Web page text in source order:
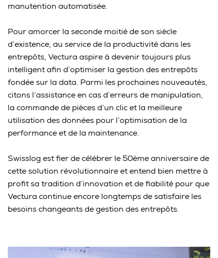
manutention automatisée.
Pour amorcer la seconde moitié de son siècle
d’existence, au service de la productivité dans les
entrepôts, Vectura aspire à devenir toujours plus
intelligent afin d’optimiser la gestion des entrepôts
fondée sur la data. Parmi les prochaines nouveautés,
citons l’assistance en cas d’erreurs de manipulation,
la commande de pièces d’un clic et la meilleure
utilisation des données pour l’optimisation de la
performance et de la maintenance.
Swisslog est fier de célébrer le 50ème anniversaire de
cette solution révolutionnaire et entend bien mettre à
profit sa tradition d’innovation et de fiabilité pour que
Vectura continue encore longtemps de satisfaire les
besoins changeants de gestion des entrepôts.